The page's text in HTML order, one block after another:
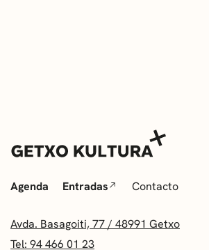
Agenda Entradas Contacto
Avda. Basagoiti, 77 / 48991 Getxo
Tel: 94 466 01 23